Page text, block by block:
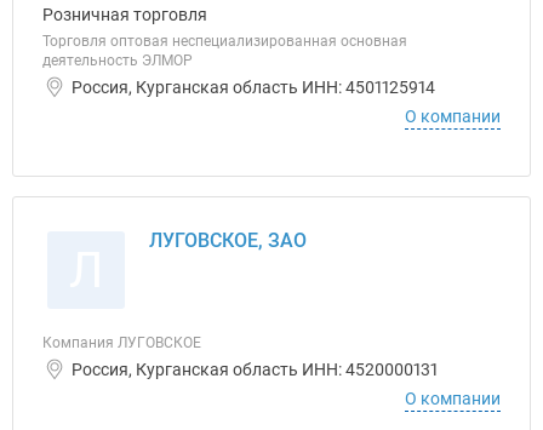
Розничная торговля
Торговля оптовая неспециализированная основная
деятельность ЭЛМОР
Россия, Курганская область ИНН: 4501125914
О компании
ЛУГОВСКОЕ, ЗАО
Компания ЛУГОВСКОЕ
Россия, Курганская область ИНН: 4520000131
О компании